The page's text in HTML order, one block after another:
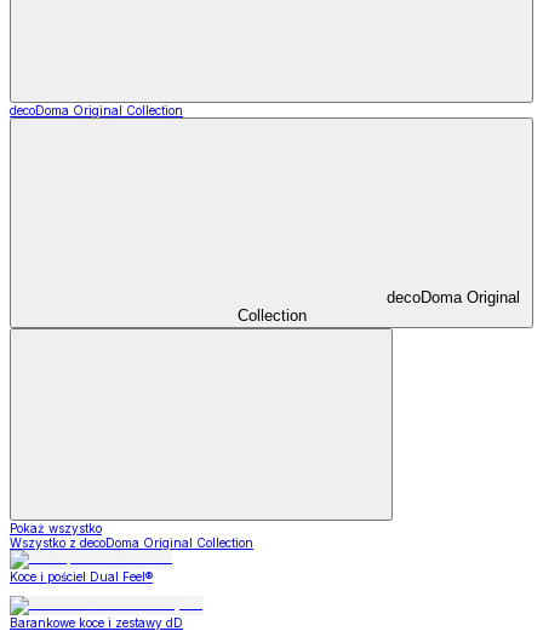
decoDoma Original Collection
decoDoma Original
Collection
Pokaż wszystko
Wszystko z decoDoma Original Collection
Koce i pościel Dual Feel®
Barankowe koce i zestawy dD